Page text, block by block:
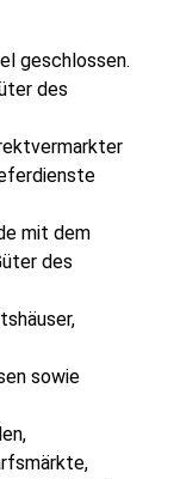
geschlossen.
des
mit dem
des
sowie